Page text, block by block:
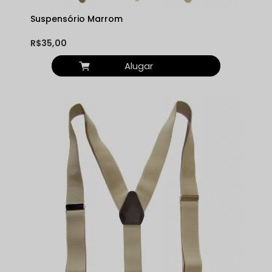
Suspensório Marrom
R$35,00
Alugar